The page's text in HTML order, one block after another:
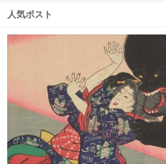
人気ポスト